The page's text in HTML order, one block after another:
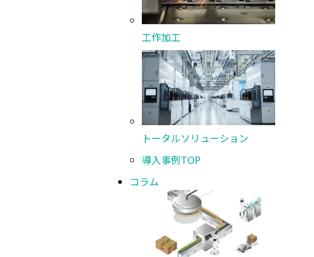
工作加工
トータルソリューション
導入事例TOP
コラム
ガスレーザ加工機
ウォータジェット切断加工機
レーザアブレーション加工機
その他の切断加工機